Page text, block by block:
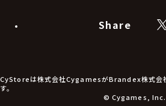
Share
CyStoreは株式会社CygamesがBrandex株式会
す。
© Cygames, Inc.